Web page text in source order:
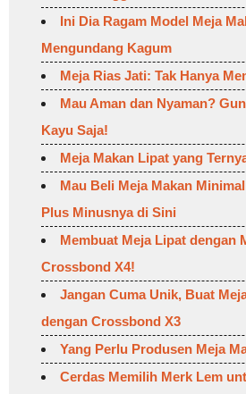
Ini Dia Ragam Model Meja
Mengundang Kagum
Meja Rias Jati: Tak Hanya
Mau Aman dan Nyaman?
Kayu Saja!
Meja Makan Lipat yang
Mau Beli Meja Makan
Plus Minusnya di Sini
Membuat Meja Lipat dengan
Crossbond X4!
Jangan Cuma Unik, Buat
dengan Crossbond X3
Yang Perlu Produsen Meja
Cerdas Memilih Merk Lem